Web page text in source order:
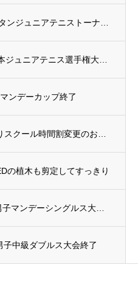
ンデーカップ終了
の植木も剪定してすっきり
子中級ダブルス大会終了